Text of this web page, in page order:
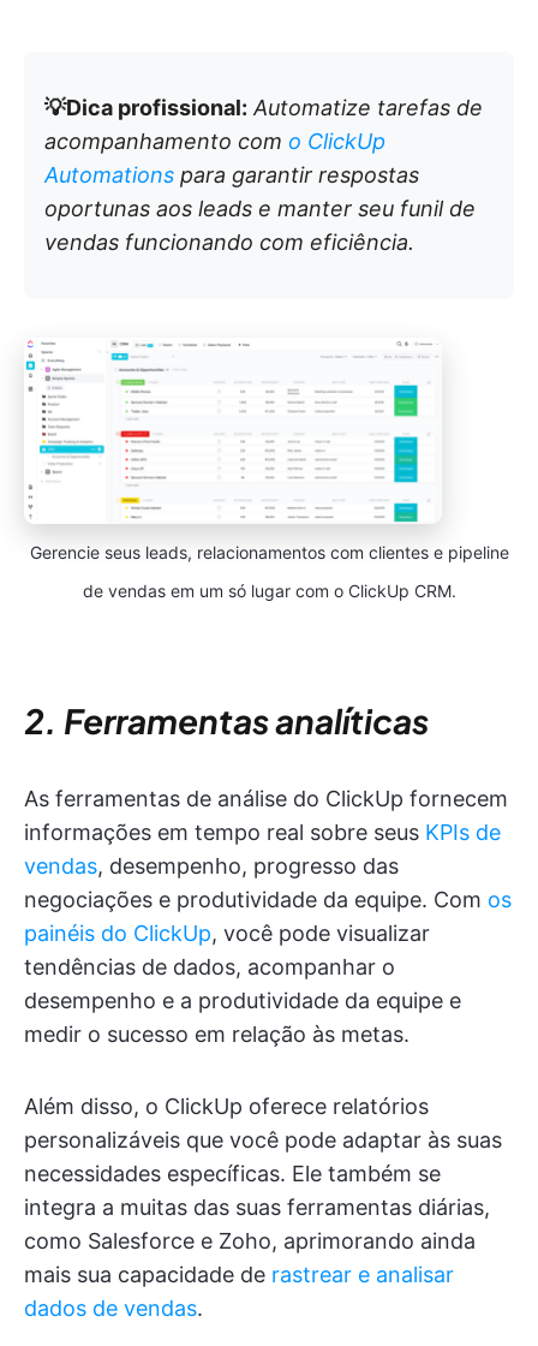
💡Dica profissional: Automatize tarefas de
acompanhamento com o ClickUp
Automations para garantir respostas
oportunas aos leads e manter seu funil de
vendas funcionando com eficiência.
Gerencie seus leads, relacionamentos com clientes e pipeline
de vendas em um só lugar com o ClickUp CRM.
2. Ferramentas analíticas
As ferramentas de análise do ClickUp fornecem
informações em tempo real sobre seus KPIs de
vendas, desempenho, progresso das
negociações e produtividade da equipe. Com os
painéis do ClickUp, você pode visualizar
tendências de dados, acompanhar o
desempenho e a produtividade da equipe e
medir o sucesso em relação às metas.
Além disso, o ClickUp oferece relatórios
personalizáveis que você pode adaptar às suas
necessidades específicas. Ele também se
integra a muitas das suas ferramentas diárias,
como Salesforce e Zoho, aprimorando ainda
mais sua capacidade de rastrear e analisar
dados de vendas.